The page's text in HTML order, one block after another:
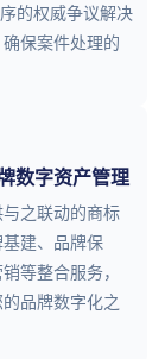
的权威争议解决
保案件处理的
数字资产管理
之联动的商标
建、品牌保
等整合服务，
品牌数字化之